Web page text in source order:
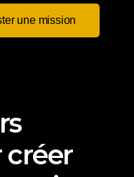
une mission
créer